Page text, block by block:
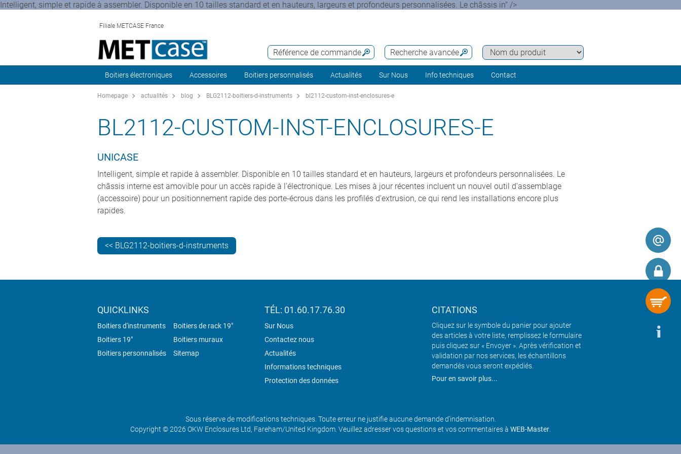
Intelligent, simple et rapide à assembler. Disponible en 10 tailles standard et en hauteurs, largeurs et profondeurs personnalisées. Le châssis in" />
Filiale METCASE France
Recherche avancée
Référence de commande
Boitiers électroniques Accessoires Boitiers personnalisés Actualités Sur Nous Info techniques Contact
Homepage actualités blog BLG2112-boitiers-d-instruments bl2112-custom-inst-enclosures-e
BL2112-CUSTOM-INST-ENCLOSURES-E
UNICASE
Intelligent, simple et rapide à assembler. Disponible en 10 tailles standard et en hauteurs, largeurs et profondeurs personnalisées. Le
châssis interne est amovible pour un accès rapide à l'électronique. Les mises à jour récentes incluent un nouvel outil d'assemblage
(accessoire) pour un positionnement rapide des porte-écrous dans les profilés d'extrusion, ce qui rend les installations encore plus
rapides.
<< BLG2112-boitiers-d-instruments
QUICKLINKS
Boitiers d'instruments
Boitiers de rack 19"
Boitiers 19"
Boitiers muraux
Boitiers personnalisés
Sitemap
TÉL: 01.60.17.76.30
Sur Nous
Contactez nous
Actualités
Informations techniques
Protection des données
CITATIONS
Cliquez sur le symbole du panier pour ajouter
des articles à votre liste, remplissez le formulaire
puis cliquez sur « Envoyer ». Après vérification et
validation par nos services, les échantillons
demandés vous seront expédiés.
Pour en savoir plus...
Sous réserve de modifications techniques. Toute erreur ne justifie aucune demande d’indemnisation.
Copyright © 2026 OKW Enclosures Ltd, Fareham/United Kingdom. Veuillez adresser vos questions et vos commentaires à WEB-Master